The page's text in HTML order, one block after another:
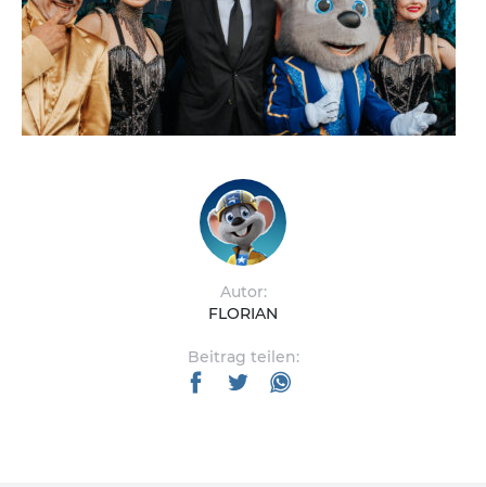
Autor:
FLORIAN
Beitrag teilen: